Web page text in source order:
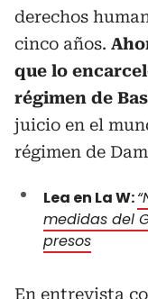
derechos
cinco años.
que lo
régimen de
juicio en el
régimen de
Lea en La W:
medidas del
presos
En entrevista